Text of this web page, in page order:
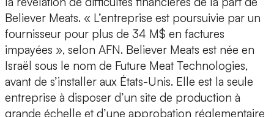
Believer Meats. « L’entreprise est poursuivie par un
fournisseur pour plus de 34 M$ en factures
impayées », selon AFN. Believer Meats est née en
Israël sous le nom de Future Meat Technologies,
avant de s’installer aux États-Unis. Elle est la seule
entreprise à disposer d’un site de production à
grande échelle et d’une approbation réglementaire